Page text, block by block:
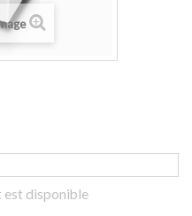
est disponible